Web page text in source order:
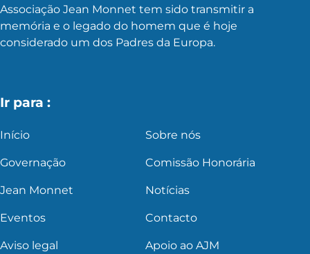
Associação Jean Monnet tem sido transmitir a
memória e o legado do homem que é hoje
considerado um dos Padres da Europa.
Ir para :
Início Sobre nós
Governação Comissão Honorária
Jean Monnet Notícias
Eventos Contacto
Aviso legal Apoio ao AJM